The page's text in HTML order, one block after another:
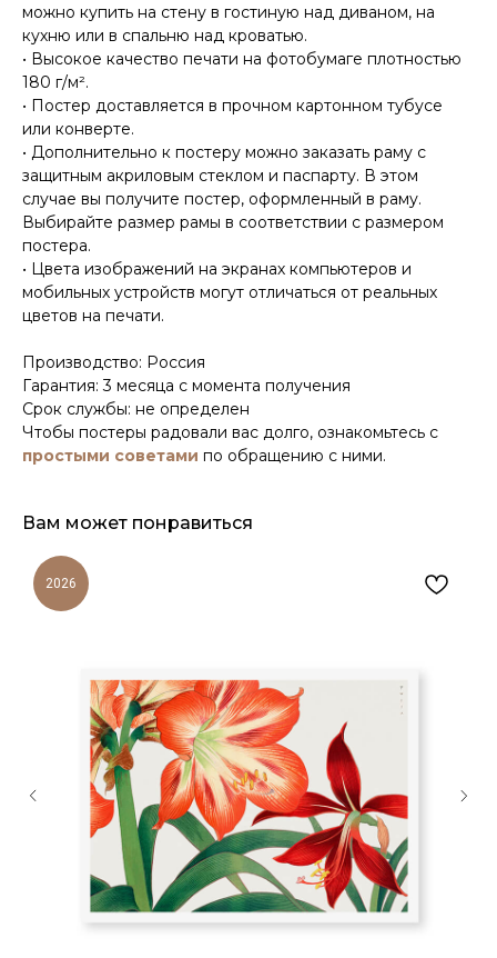
можно купить на стену в гостиную над диваном, на
кухню или в спальню над кроватью.
• Высокое качество печати на фотобумаге плотностью
180 г/м².
• Постер доставляется в прочном картонном тубусе
или конверте.
• Дополнительно к постеру можно заказать раму с
защитным акриловым стеклом и паспарту. В этом
случае вы получите постер, оформленный в раму.
Выбирайте размер рамы в соответствии с размером
постера.
• Цвета изображений на экранах компьютеров и
мобильных устройств могут отличаться от реальных
цветов на печати.
Производство: Россия
Гарантия: 3 месяца с момента получения
Срок службы: не определен
Чтобы постеры радовали вас долго, ознакомьтесь с
простыми советами по обращению с ними.
Вам может понравиться
2026